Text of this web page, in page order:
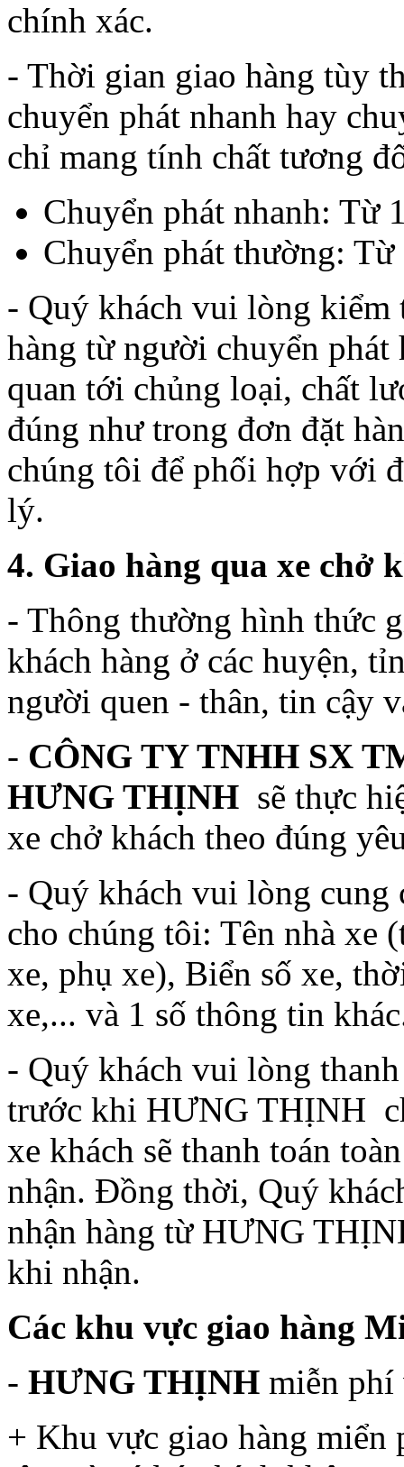
chính xác.
- Thời gian giao hàng tùy
chuyển phát nhanh hay
chỉ mang tính chất tương
Chuyển phát nhanh: Từ
Chuyển phát thường:
- Quý khách vui lòng kiểm
hàng từ người chuyển phát
quan tới chủng loại, chất
đúng như trong đơn đặt
chúng tôi để phối hợp với
lý.
4. Giao hàng qua xe chở
- Thông thường hình thức
khách hàng ở các huyện,
người quen - thân, tin cậy
- CÔNG TY TNHH SX
HƯNG THỊNH sẽ thực
xe chở khách theo đúng
- Quý khách vui lòng cung
cho chúng tôi: Tên nhà xe
xe, phụ xe), Biển số xe,
xe,... và 1 số thông tin
- Quý khách vui lòng
trước khi HƯNG THỊNH
xe khách sẽ thanh toán
nhận. Đồng thời, Quý
nhận hàng từ HƯNG
khi nhận.
Các khu vực giao hàng
- HƯNG THỊNH miễn phí
+ Khu vực giao hàng